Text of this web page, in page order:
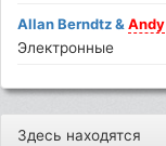
Allan Berndtz &Andy
Электронные
Здесь находятся